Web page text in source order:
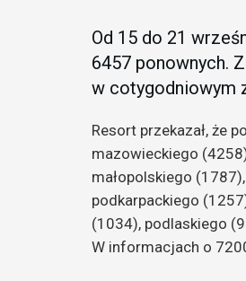
Od 15 do 21
6457 ponownych.
w cotygodniowym
Resort przekazał, że
mazowieckiego
małopolskiego
podkarpackiego
(1034), podlaskiego
W informacjach o